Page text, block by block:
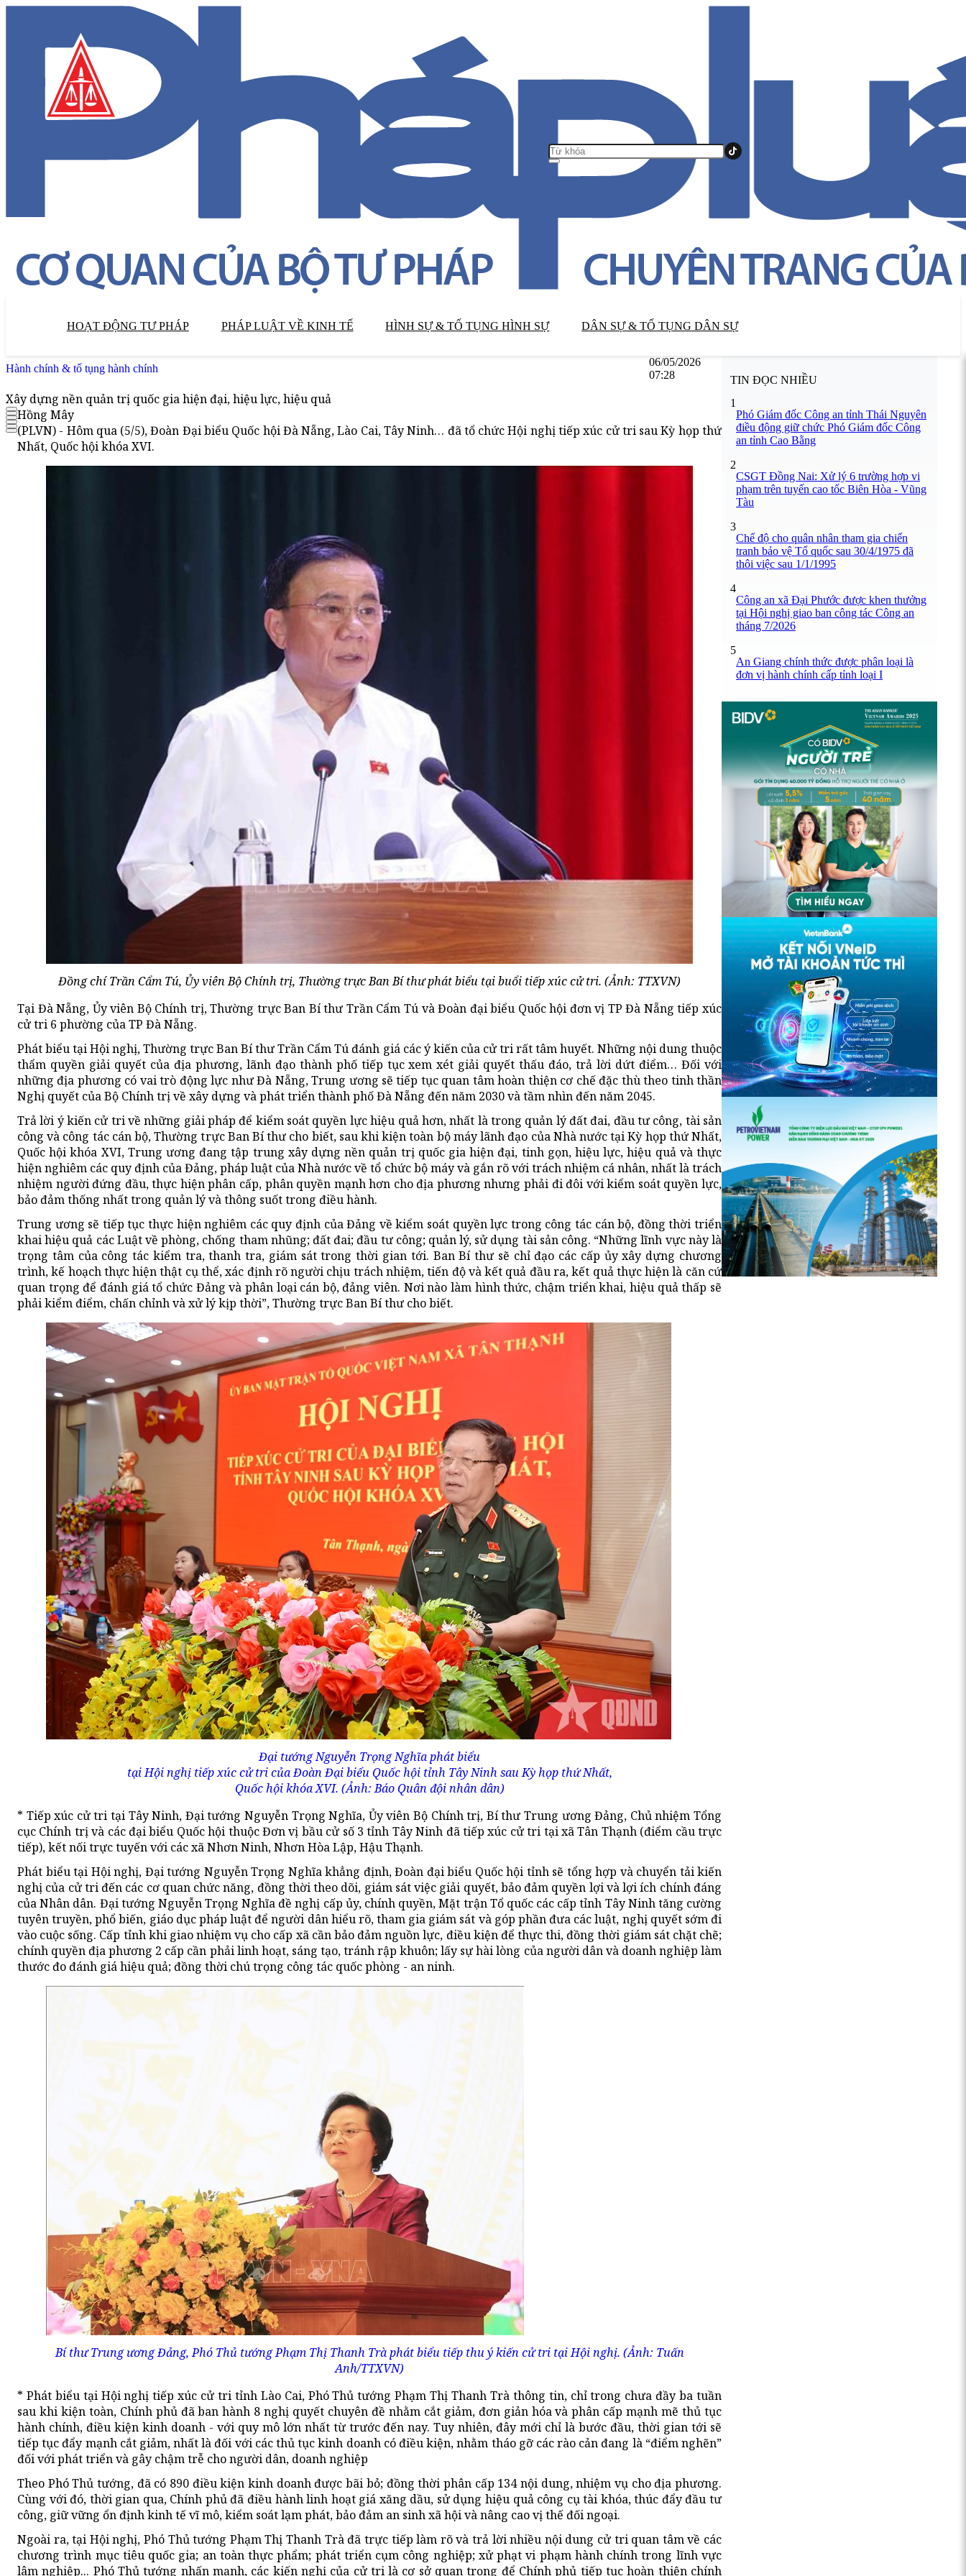
HOẠT ĐỘNG TƯ PHÁP PHÁP LUẬT VỀ KINH TẾ HÌNH SỰ & TỐ TỤNG HÌNH SỰ DÂN SỰ & TỐ TỤNG DÂN SỰ
Hành chính & tố tụng hành chính
06/05/2026
07:28
Xây dựng nền quản trị quốc gia hiện đại, hiệu lực, hiệu quả
Hồng Mây
(PLVN) - Hôm qua (5/5), Đoàn Đại biểu Quốc hội Đà Nẵng, Lào Cai, Tây Ninh… đã tổ chức Hội nghị tiếp xúc cử tri sau Kỳ họp thứ
Nhất, Quốc hội khóa XVI.
Đồng chí Trần Cẩm Tú, Ủy viên Bộ Chính trị, Thường trực Ban Bí thư phát biểu tại buổi tiếp xúc cử tri. (Ảnh: TTXVN)
Tại Đà Nẵng, Ủy viên Bộ Chính trị, Thường trực Ban Bí thư Trần Cẩm Tú và Đoàn đại biểu Quốc hội đơn vị TP Đà Nẵng tiếp xúc
cử tri 6 phường của TP Đà Nẵng.
Phát biểu tại Hội nghị, Thường trực Ban Bí thư Trần Cẩm Tú đánh giá các ý kiến của cử tri rất tâm huyết. Những nội dung thuộc
thẩm quyền giải quyết của địa phương, lãnh đạo thành phố tiếp tục xem xét giải quyết thấu đáo, trả lời dứt điểm… Đối với
những địa phương có vai trò động lực như Đà Nẵng, Trung ương sẽ tiếp tục quan tâm hoàn thiện cơ chế đặc thù theo tinh thần
Nghị quyết của Bộ Chính trị về xây dựng và phát triển thành phố Đà Nẵng đến năm 2030 và tầm nhìn đến năm 2045.
Trả lời ý kiến cử tri về những giải pháp để kiểm soát quyền lực hiệu quả hơn, nhất là trong quản lý đất đai, đầu tư công, tài sản
công và công tác cán bộ, Thường trực Ban Bí thư cho biết, sau khi kiện toàn bộ máy lãnh đạo của Nhà nước tại Kỳ họp thứ Nhất,
Quốc hội khóa XVI, Trung ương đang tập trung xây dựng nền quản trị quốc gia hiện đại, tinh gọn, hiệu lực, hiệu quả và thực
hiện nghiêm các quy định của Đảng, pháp luật của Nhà nước về tổ chức bộ máy và gắn rõ với trách nhiệm cá nhân, nhất là trách
nhiệm người đứng đầu, thực hiện phân cấp, phân quyền mạnh hơn cho địa phương nhưng phải đi đôi với kiểm soát quyền lực,
bảo đảm thống nhất trong quản lý và thông suốt trong điều hành.
Trung ương sẽ tiếp tục thực hiện nghiêm các quy định của Đảng về kiểm soát quyền lực trong công tác cán bộ, đồng thời triển
khai hiệu quả các Luật về phòng, chống tham nhũng; đất đai; đầu tư công; quản lý, sử dụng tài sản công. “Những lĩnh vực này là
trọng tâm của công tác kiểm tra, thanh tra, giám sát trong thời gian tới. Ban Bí thư sẽ chỉ đạo các cấp ủy xây dựng chương
trình, kế hoạch thực hiện thật cụ thể, xác định rõ người chịu trách nhiệm, tiến độ và kết quả đầu ra, kết quả thực hiện là căn cứ
quan trọng để đánh giá tổ chức Đảng và phân loại cán bộ, đảng viên. Nơi nào làm hình thức, chậm triển khai, hiệu quả thấp sẽ
phải kiểm điểm, chấn chỉnh và xử lý kịp thời”, Thường trực Ban Bí thư cho biết.
Đại tướng Nguyễn Trọng Nghĩa phát biểu
tại Hội nghị tiếp xúc cử tri của Đoàn Đại biểu Quốc hội tỉnh Tây Ninh sau Kỳ họp thứ Nhất,
Quốc hội khóa XVI. (Ảnh: Báo Quân đội nhân dân)
* Tiếp xúc cử tri tại Tây Ninh, Đại tướng Nguyễn Trọng Nghĩa, Ủy viên Bộ Chính trị, Bí thư Trung ương Đảng, Chủ nhiệm Tổng
cục Chính trị và các đại biểu Quốc hội thuộc Đơn vị bầu cử số 3 tỉnh Tây Ninh đã tiếp xúc cử tri tại xã Tân Thạnh (điểm cầu trực
tiếp), kết nối trực tuyến với các xã Nhơn Ninh, Nhơn Hòa Lập, Hậu Thạnh.
Phát biểu tại Hội nghị, Đại tướng Nguyễn Trọng Nghĩa khẳng định, Đoàn đại biểu Quốc hội tỉnh sẽ tổng hợp và chuyển tải kiến
nghị của cử tri đến các cơ quan chức năng, đồng thời theo dõi, giám sát việc giải quyết, bảo đảm quyền lợi và lợi ích chính đáng
của Nhân dân. Đại tướng Nguyễn Trọng Nghĩa đề nghị cấp ủy, chính quyền, Mặt trận Tổ quốc các cấp tỉnh Tây Ninh tăng cường
tuyên truyền, phổ biến, giáo dục pháp luật để người dân hiểu rõ, tham gia giám sát và góp phần đưa các luật, nghị quyết sớm đi
vào cuộc sống. Cấp tỉnh khi giao nhiệm vụ cho cấp xã cần bảo đảm nguồn lực, điều kiện để thực thi, đồng thời giám sát chặt chẽ;
chính quyền địa phương 2 cấp cần phải linh hoạt, sáng tạo, tránh rập khuôn; lấy sự hài lòng của người dân và doanh nghiệp làm
thước đo đánh giá hiệu quả; đồng thời chú trọng công tác quốc phòng - an ninh.
Bí thư Trung ương Đảng, Phó Thủ tướng Phạm Thị Thanh Trà phát biểu tiếp thu ý kiến cử tri tại Hội nghị. (Ảnh: Tuấn
Anh/TTXVN)
* Phát biểu tại Hội nghị tiếp xúc cử tri tỉnh Lào Cai, Phó Thủ tướng Phạm Thị Thanh Trà thông tin, chỉ trong chưa đầy ba tuần
sau khi kiện toàn, Chính phủ đã ban hành 8 nghị quyết chuyên đề nhằm cắt giảm, đơn giản hóa và phân cấp mạnh mẽ thủ tục
hành chính, điều kiện kinh doanh - với quy mô lớn nhất từ trước đến nay. Tuy nhiên, đây mới chỉ là bước đầu, thời gian tới sẽ
tiếp tục đẩy mạnh cắt giảm, nhất là đối với các thủ tục kinh doanh có điều kiện, nhằm tháo gỡ các rào cản đang là “điểm nghẽn”
đối với phát triển và gây chậm trễ cho người dân, doanh nghiệp
Theo Phó Thủ tướng, đã có 890 điều kiện kinh doanh được bãi bỏ; đồng thời phân cấp 134 nội dung, nhiệm vụ cho địa phương.
Cùng với đó, thời gian qua, Chính phủ đã điều hành linh hoạt giá xăng dầu, sử dụng hiệu quả công cụ tài khóa, thúc đẩy đầu tư
công, giữ vững ổn định kinh tế vĩ mô, kiểm soát lạm phát, bảo đảm an sinh xã hội và nâng cao vị thế đối ngoại.
Ngoài ra, tại Hội nghị, Phó Thủ tướng Phạm Thị Thanh Trà đã trực tiếp làm rõ và trả lời nhiều nội dung cử tri quan tâm về các
chương trình mục tiêu quốc gia; an toàn thực phẩm; phát triển cụm công nghiệp; xử phạt vi phạm hành chính trong lĩnh vực
lâm nghiệp... Phó Thủ tướng nhấn mạnh, các kiến nghị của cử tri là cơ sở quan trọng để Chính phủ tiếp tục hoàn thiện chính
TIN ĐỌC NHIỀU
1
Phó Giám đốc Công an tỉnh Thái Nguyên
điều động giữ chức Phó Giám đốc Công
an tỉnh Cao Bằng
2
CSGT Đồng Nai: Xử lý 6 trường hợp vi
phạm trên tuyến cao tốc Biên Hòa - Vũng
Tàu
3
Chế độ cho quân nhân tham gia chiến
tranh bảo vệ Tổ quốc sau 30/4/1975 đã
thôi việc sau 1/1/1995
4
Công an xã Đại Phước được khen thưởng
tại Hội nghị giao ban công tác Công an
tháng 7/2026
5
An Giang chính thức được phân loại là
đơn vị hành chính cấp tỉnh loại I